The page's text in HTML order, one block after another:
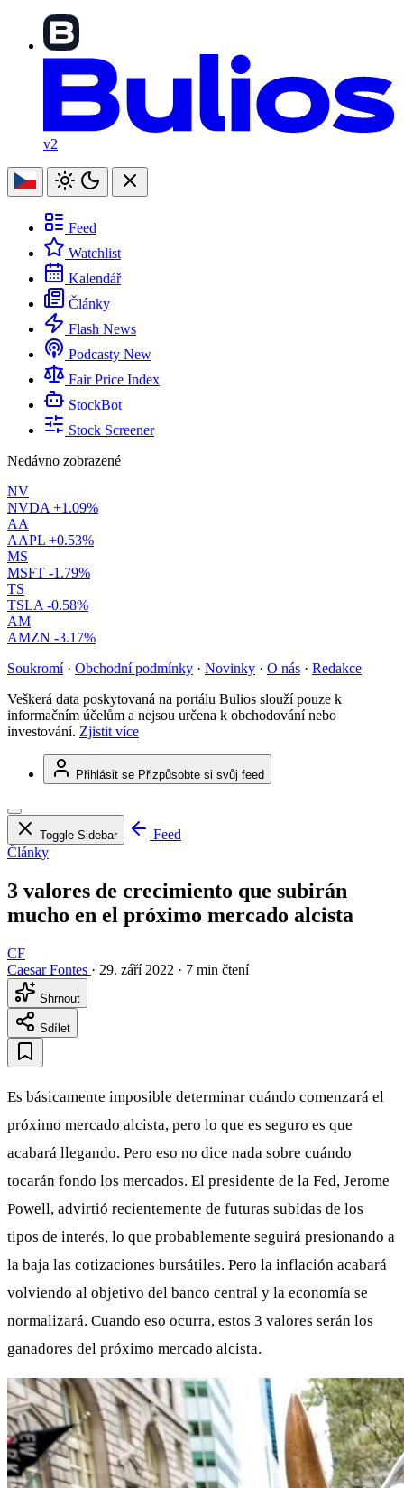
v2
Feed
Watchlist
Kalendář
Články
Flash News
Podcasty New
Fair Price Index
StockBot
Stock Screener
Nedávno zobrazené
NV
NVDA +1.09%
AA
AAPL +0.53%
MS
MSFT -1.79%
TS
TSLA -0.58%
AM
AMZN -3.17%
Soukromí · Obchodní podmínky · Novinky · O nás · Redakce
Veškerá data poskytovaná na portálu Bulios slouží pouze k
informačním účelům a nejsou určena k obchodování nebo
investování. Zjistit více
Přihlásit se Přizpůsobte si svůj feed
Toggle Sidebar
Feed
Články
3 valores de crecimiento que subirán
mucho en el próximo mercado alcista
CF
Caesar Fontes · 29. září 2022 · 7 min čtení
Shrnout
Sdílet
Es básicamente imposible determinar cuándo comenzará el
próximo mercado alcista, pero lo que es seguro es que
acabará llegando. Pero eso no dice nada sobre cuándo
tocarán fondo los mercados. El presidente de la Fed, Jerome
Powell, advirtió recientemente de futuras subidas de los
tipos de interés, lo que probablemente seguirá presionando a
la baja las cotizaciones bursátiles. Pero la inflación acabará
volviendo al objetivo del banco central y la economía se
normalizará. Cuando eso ocurra, estos 3 valores serán los
ganadores del próximo mercado alcista.